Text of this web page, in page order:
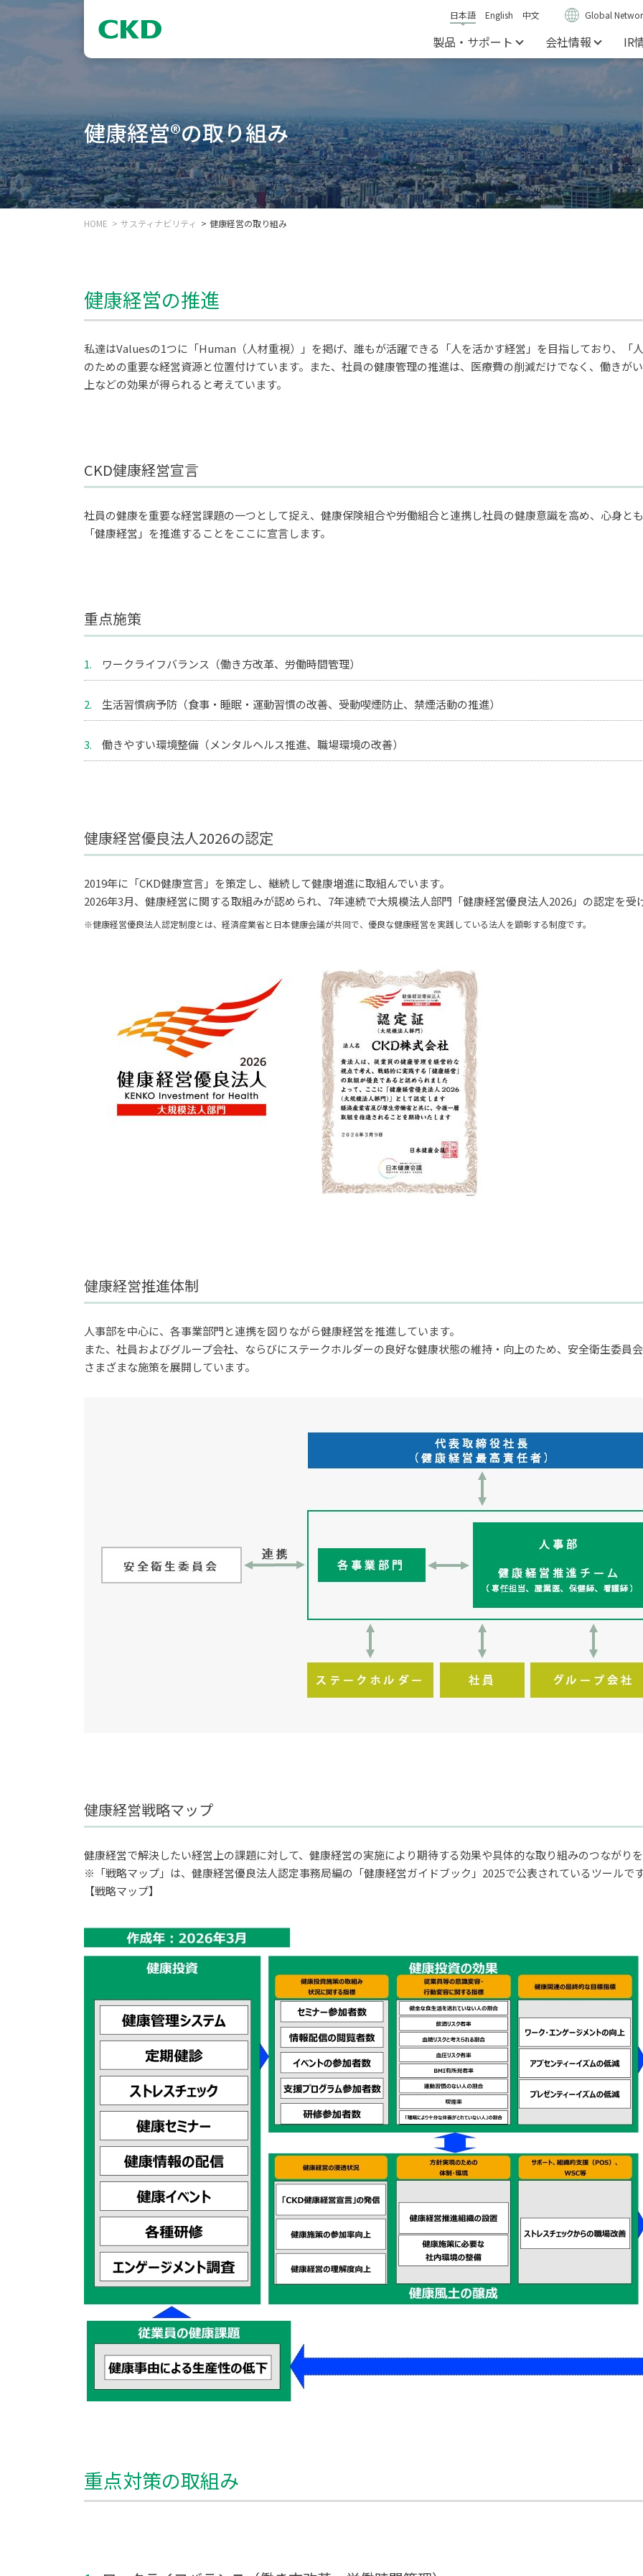
日本語 English 中文 Global
製品・サポート 会社情報 IR
健康経営®の取り組み
HOME サスティナビリティ 健康経営の取り組み
健康経営の推進
私達はValuesの1つに「Human（人材重視）」を掲げ、誰もが活躍できる「人を活かす経営」を目指しており、「
のための重要な経営資源と位置付けています。また、社員の健康管理の推進は、医療費の削減だけでなく、働きが
上などの効果が得られると考えています。
CKD健康経営宣言
社員の健康を重要な経営課題の一つとして捉え、健康保険組合や労働組合と連携し社員の健康意識を高め、心身と
「健康経営」を推進することをここに宣言します。
重点施策
1. ワークライフバランス（働き方改革、労働時間管理）
2. 生活習慣病予防（食事・睡眠・運動習慣の改善、受動喫煙防止、禁煙活動の推進）
3. 働きやすい環境整備（メンタルヘルス推進、職場環境の改善）
健康経営優良法人2026の認定
2019年に「CKD健康宣言」を策定し、継続して健康増進に取組んでいます。
2026年3月、健康経営に関する取組みが認められ、7年連続で大規模法人部門「健康経営優良法人2026」の認定を受
※健康経営優良法人認定制度とは、経済産業省と日本健康会議が共同で、優良な健康経営を実践している法人を顕彰する制度です。
健康経営推進体制
人事部を中心に、各事業部門と連携を図りながら健康経営を推進しています。
また、社員およびグループ会社、ならびにステークホルダーの良好な健康状態の維持・向上のため、安全衛生委員
さまざまな施策を展開しています。
健康経営戦略マップ
健康経営で解決したい経営上の課題に対して、健康経営の実施により期待する効果や具体的な取り組みのつながり
※「戦略マップ」は、健康経営優良法人認定事務局編の「健康経営ガイドブック」2025で公表されているツールです
【戦略マップ】
重点対策の取組み